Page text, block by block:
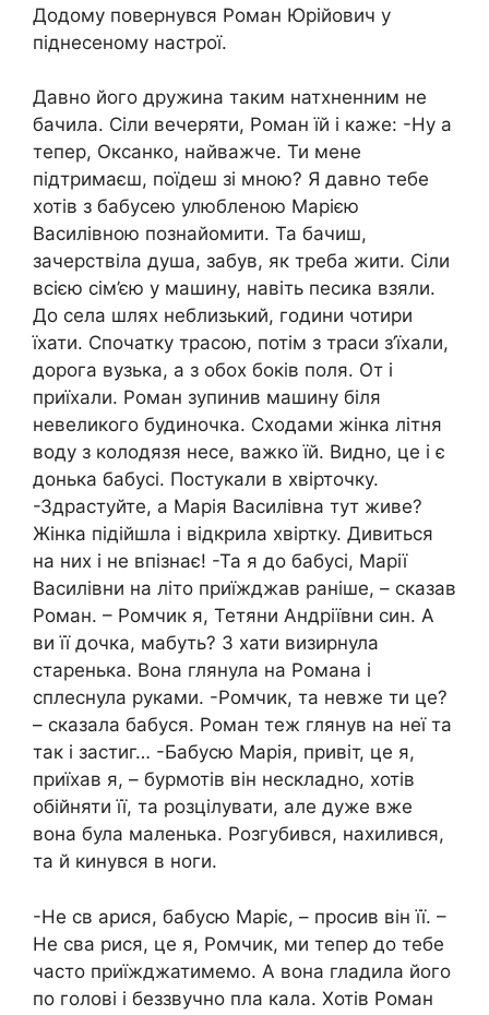
Додому повернувся Роман Юрійович у
піднесеному настрої.
Давно його дружина таким натхненним не
бачила. Сіли вечеряти, Роман їй і каже: -Ну а
тепер, Оксанко, найважче. Ти мене
підтримаєш, поїдеш зі мною? Я давно тебе
хотів з бабусею улюбленою Марією
Василівною познайомити. Та бачиш,
зачерствіла душа, забув, як треба жити. Сіли
всією сім’єю у машину, навіть песика взяли.
До села шлях неблизький, години чотири
їхати. Спочатку трасою, потім з траси з’їхали,
дорога вузька, а з обох боків поля. От і
приїхали. Роман зупинив машину біля
невеликого будиночка. Сходами жінка літня
воду з колодязя несе, важко їй. Видно, це і є
донька бабусі. Постукали в хвірточку.
-Здрастуйте, а Марія Василівна тут живе?
Жінка підійшла і відкрила хвіртку. Дивиться
на них і не впізнає! -Та я до бабусі, Марії
Василівни на літо приїжджав раніше, – сказав
Роман. – Ромчик я, Тетяни Андріївни син. А
ви її дочка, мабуть? З хати визирнула
старенька. Вона глянула на Романа і
сплеснула руками. -Ромчик, та невже ти це?
– сказала бабуся. Роман теж глянув на неї та
так і застиг… -Бабусю Марія, привіт, це я,
приїхав я, – бурмотів він нескладно, хотів
обійняти її, та розцілувати, але дуже вже
вона була маленька. Розгубився, нахилився,
та й кинувся в ноги.
-Не св арися, бабусю Маріє, – просив він її. –
Не сва рися, це я, Ромчик, ми тепер до тебе
часто приїжджатимемо. А вона гладила його
по голові і беззвучно пла кала. Хотів Роман